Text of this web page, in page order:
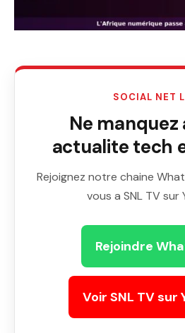
SOCIAL NET
Ne manquez
actualite tech
Rejoignez notre chaine
vous a SNL TV sur
Rejoindre
Voir SNL TV sur